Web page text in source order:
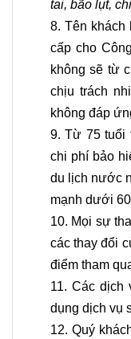
tai, bão lụt,
8. Tên khách
cấp cho
không sẽ từ
chịu trách
không đáp
9. Từ 75 tuổi
chi phí bảo
du lịch nước
mạnh dưới
10. Mọi sự
các thay đổi
điểm tham
11. Các dịch
dụng dịch vụ
12. Quý